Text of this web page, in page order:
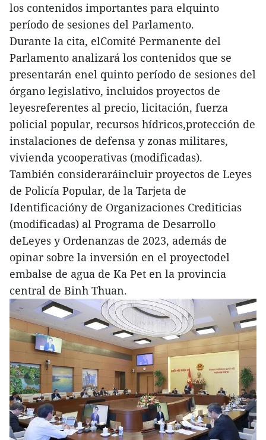
los contenidos importantes para elquinto
período de sesiones del Parlamento.
Durante la cita, elComité Permanente del
Parlamento analizará los contenidos que se
presentarán enel quinto período de sesiones del
órgano legislativo, incluidos proyectos de
leyesreferentes al precio, licitación, fuerza
policial popular, recursos hídricos,protección de
instalaciones de defensa y zonas militares,
vivienda ycooperativas (modificadas).
También consideraráincluir proyectos de Leyes
de Policía Popular, de la Tarjeta de
Identificacióny de Organizaciones Crediticias
(modificadas) al Programa de Desarrollo
deLeyes y Ordenanzas de 2023, además de
opinar sobre la inversión en el proyectodel
embalse de agua de Ka Pet en la provincia
central de Binh Thuan.